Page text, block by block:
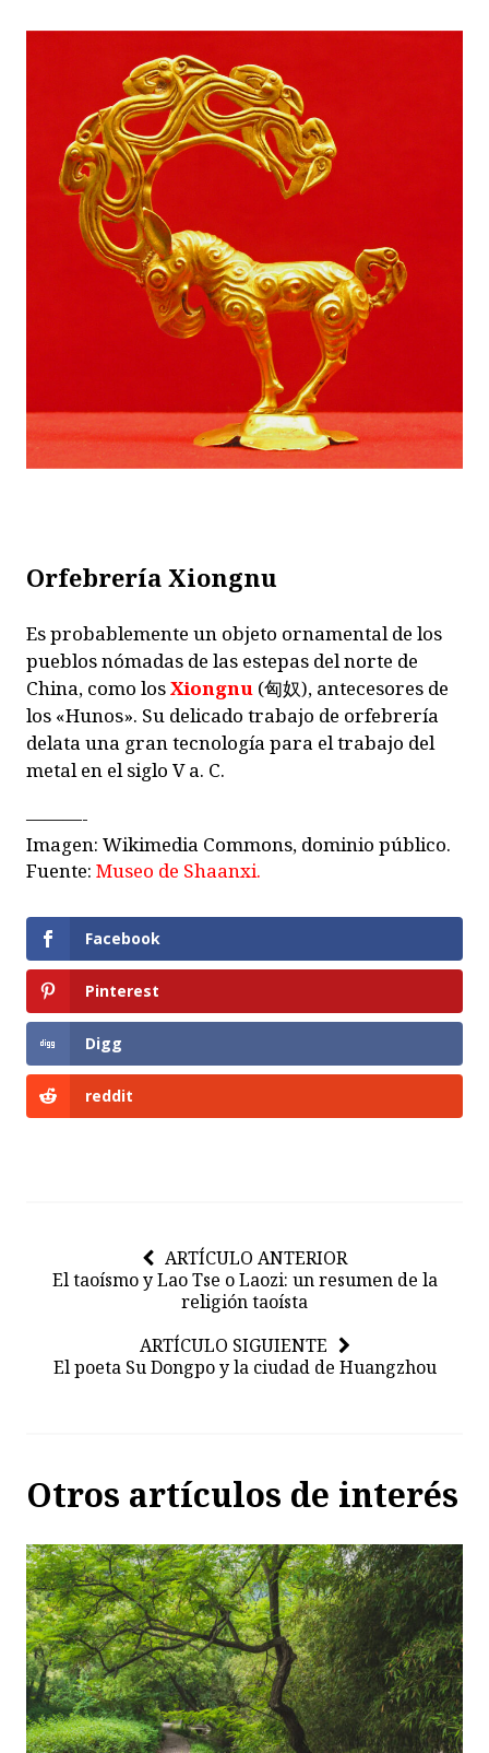
Orfebrería Xiongnu
Es probablemente un objeto ornamental de los
pueblos nómadas de las estepas del norte de
China, como losXiongnu (匈奴), antecesores de
los «Hunos». Su delicado trabajo de orfebrería
delata una gran tecnología para el trabajo del
metal en el siglo V a. C.
———-
Imagen: Wikimedia Commons, dominio público.
Fuente: Museo de Shaanxi.
Facebook
Pinterest
Digg
reddit
ARTÍCULO ANTERIOR
El taoísmo y Lao Tse o Laozi: un resumen de la
religión taoísta
ARTÍCULO SIGUIENTE
El poeta Su Dongpo y la ciudad de Huangzhou
Otros artículos de interés